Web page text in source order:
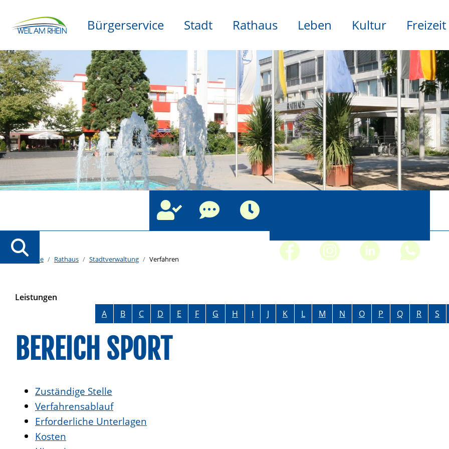
Bürgerservice Stadt Rathaus Leben Kultur Freizeit
Startseite Rathaus Stadtverwaltung Verfahren
Leistungen
Alphabetisches Register überspringen
A B C D E F G H I J K L M N O P Q R S
BEREICH SPORT
Zuständige Stelle
Verfahrensablauf
Erforderliche Unterlagen
Kosten